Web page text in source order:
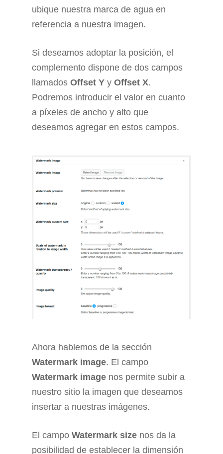
ubique nuestra marca de agua en
referencia a nuestra imagen.
Si deseamos adoptar la posición, el
complemento dispone de dos campos
llamados Offset Y y Offset X.
Podremos introducir el valor en cuanto
a píxeles de ancho y alto que
deseamos agregar en estos campos.
Ahora hablemos de la sección
Watermark image. El campo
Watermark image nos permite subir a
nuestro sitio la imagen que deseamos
insertar a nuestras imágenes.
El campo Watermark size nos da la
posibilidad de establecer la dimensión